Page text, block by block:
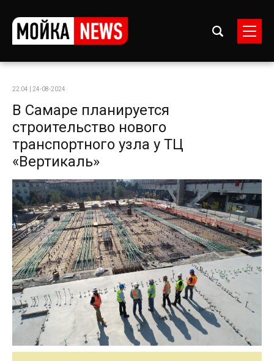
22:04 | 24-08-2024
В Самаре планируется
строительство нового
транспортного узла у ТЦ
«Вертикаль»